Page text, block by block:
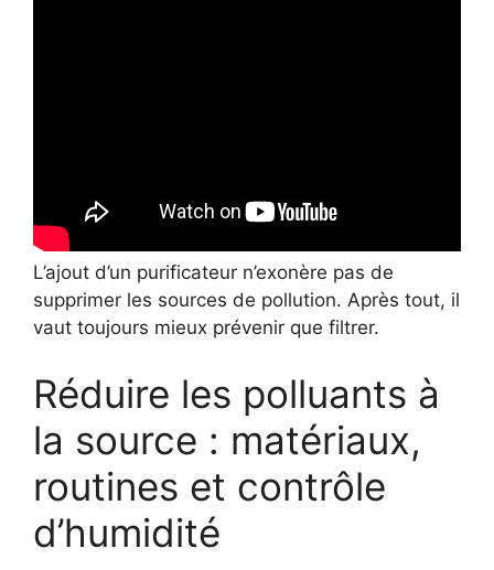
L’ajout d’un purificateur n’exonère pas de
supprimer les sources de pollution. Après tout, il
vaut toujours mieux prévenir que filtrer.
Réduire les polluants à
la source : matériaux,
routines et contrôle
d’humidité